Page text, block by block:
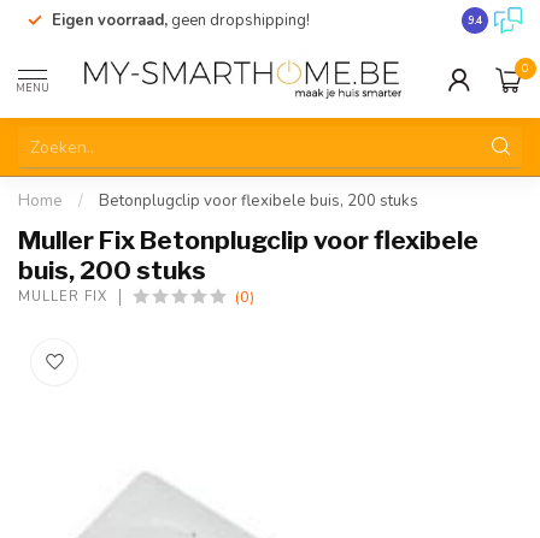
Eigen voorraad, geen dropshipping! 9.4
MENU
0
Home / Betonplugclip voor flexibele buis, 200 stuks
Muller Fix Betonplugclip voor flexibele
buis, 200 stuks
MULLER FIX (0)